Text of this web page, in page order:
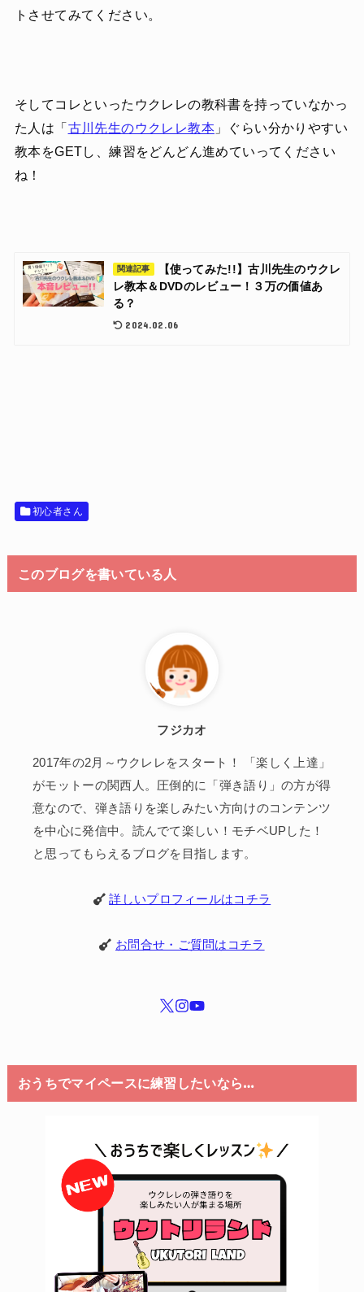
トさせてみてください。
そしてコレといったウクレレの教科書を持っていなかっ
た人は「古川先生のウクレレ教本 」ぐらい分かりやすい
教本をGETし、練習をどんどん進めていってください
ね！
関連記事
【使ってみた!!】古川先生のウクレ
レ教本＆DVDのレビュー！３万の価値あ
る？
2024.02.06
初心者さん
このブログを書いている人
フジカオ
2017年の2月～ウクレレをスタート！ 「楽しく上達」
がモットーの関西人。圧倒的に「弾き語り」の方が得
意なので、弾き語りを楽しみたい方向けのコンテンツ
を中心に発信中。読んでて楽しい！モチベUPした！
と思ってもらえるブログを目指します。
詳しいプロフィールはコチラ
お問合せ・ご質問はコチラ
おうちでマイペースに練習したいなら…